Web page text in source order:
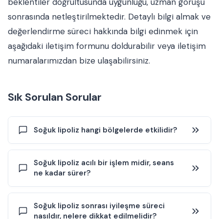
sonrasında netleştirilmektedir. Detaylı bilgi almak ve
değerlendirme süreci hakkında bilgi edinmek için
aşağıdaki iletişim formunu doldurabilir veya iletişim
numaralarımızdan bize ulaşabilirsiniz.
Sık Sorulan Sorular
Soğuk lipoliz hangi bölgelerde etkilidir?
Soğuk lipoliz, diyet ve egzersize rağmen azalmayan,
“lokal” yağ birikimlerinin azaltılmasına yönelik bir
karın, kalça-basen, sırt (sütyen altı), iç/dış bacak, gıdı
(çene altı) ve üst kol bölgesinde tercih edilir. Uygun bölge
seçimi; yağ dokusunun kalınlığı, cilt yapısı ve kişinin genel
Soğuk lipoliz acılı bir işlem midir, seans
ne kadar sürer?
Uygulama sırasında bölgeye vakumla tutunan başlık
aracılığıyla kontrollü soğutma yapılır. Kişiden kişiye
Soğuk lipoliz sonrası iyileşme süreci
nasıldır, nelere dikkat edilmelidir?